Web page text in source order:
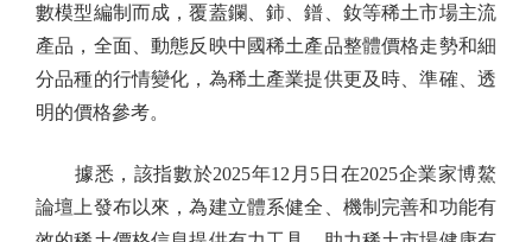
數模型編制而成，覆蓋鑭、鈰、鐠、釹等稀土市場主流
產品，全面、動態反映中國稀土產品整體價格走勢和細
分品種的行情變化，為稀土產業提供更及時、準確、透
明的價格參考。
據悉，該指數於2025年12月5日在2025企業家博鰲
論壇上發布以來，為建立體系健全、機制完善和功能有